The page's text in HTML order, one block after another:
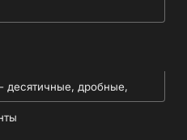
десятичные, дробные,